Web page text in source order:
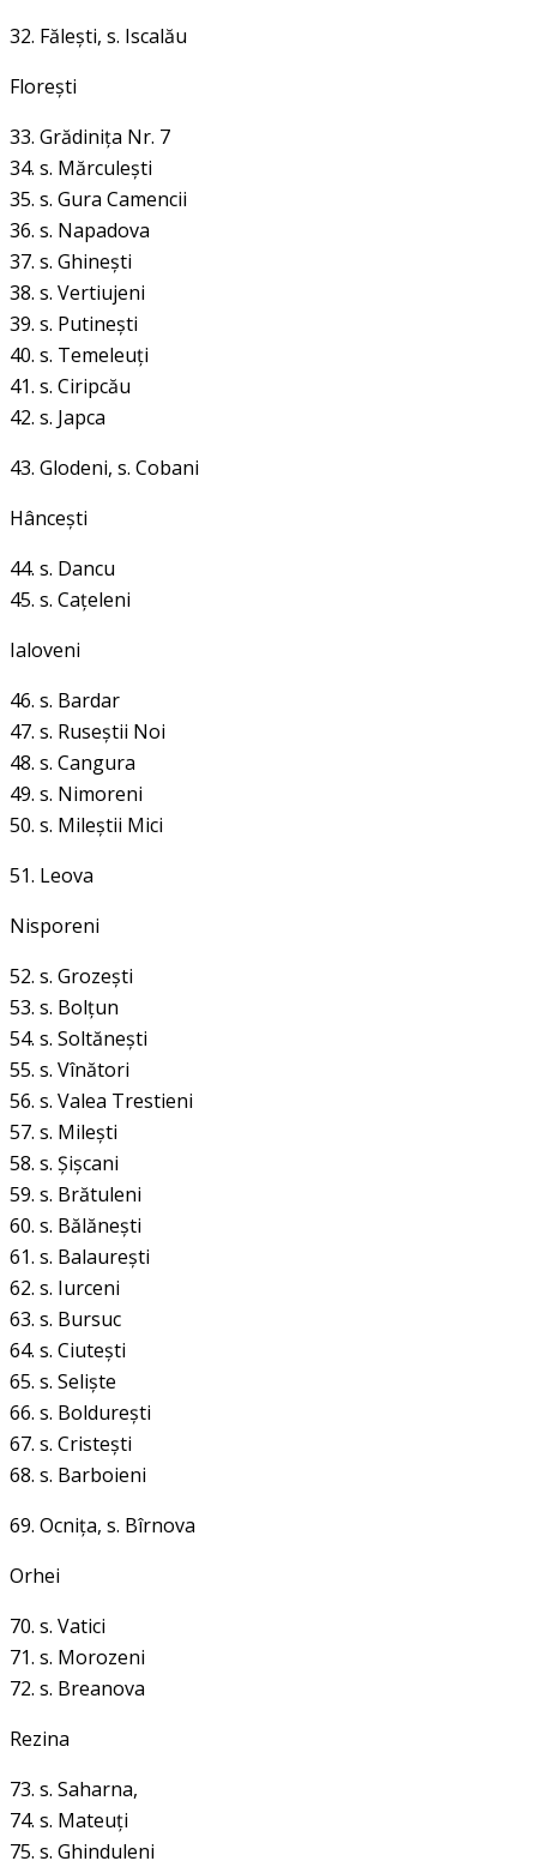
32. Făleşti, s. Iscalău
Floreşti
33. Grădiniţa Nr. 7
34. s. Mărculeşti
35. s. Gura Camencii
36. s. Napadova
37. s. Ghineşti
38. s. Vertiujeni
39. s. Putineşti
40. s. Temeleuţi
41. s. Ciripcău
42. s. Japca
43. Glodeni, s. Cobani
Hânceşti
44. s. Dancu
45. s. Caţeleni
Ialoveni
46. s. Bardar
47. s. Ruseştii Noi
48. s. Cangura
49. s. Nimoreni
50. s. Mileştii Mici
51. Leova
Nisporeni
52. s. Grozeşti
53. s. Bolţun
54. s. Soltăneşti
55. s. Vînători
56. s. Valea Trestieni
57. s. Mileşti
58. s. Şişcani
59. s. Brătuleni
60. s. Bălăneşti
61. s. Balaureşti
62. s. Iurceni
63. s. Bursuc
64. s. Ciuteşti
65. s. Selişte
66. s. Boldureşti
67. s. Cristeşti
68. s. Barboieni
69. Ocniţa, s. Bîrnova
Orhei
70. s. Vatici
71. s. Morozeni
72. s. Breanova
Rezina
73. s. Saharna,
74. s. Mateuţi
75. s. Ghinduleni